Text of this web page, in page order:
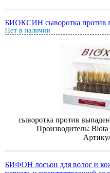
БИОКСИН сыворотка против
Нет в наличии
сыворотка против
Производитель:
БИФОН лосьон для волос и